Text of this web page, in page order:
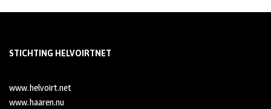
STICHTING HELVOIRTNET
www.helvoirt.net
www.haaren.nu